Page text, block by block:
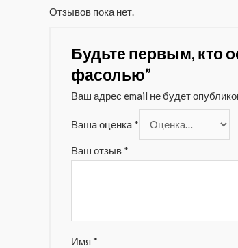
Отзывов пока нет.
Будьте первым, кто
фасолью”
Ваш адрес email не будет
Ваша оценка *
Ваш отзыв *
Имя *